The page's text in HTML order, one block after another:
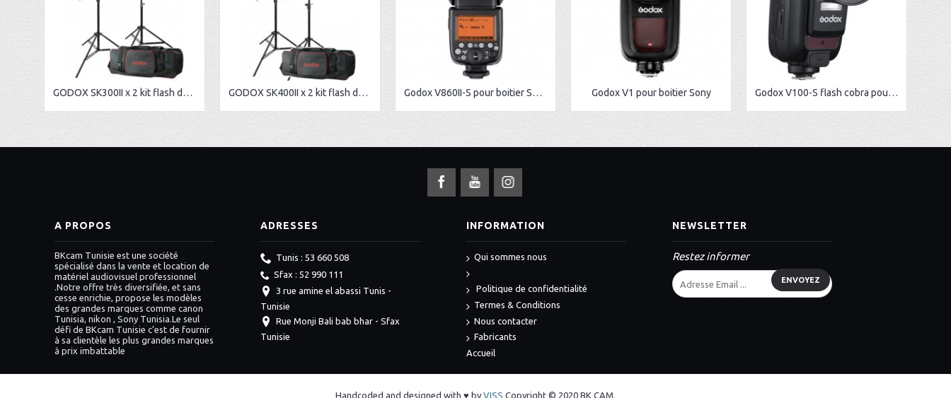
GODOX SK300II x 2 kit flash de studio GODOX SK400II x 2 kit flash de studio Godox V860II-S pour boitier Sony Godox V1 pour boitier Sony Godox V100-S flash cobra pour Sony
A PROPOS
BKcam Tunisie est une société
spécialisé dans la vente et location de
matériel audiovisuel professionnel
.Notre offre très diversifiée, et sans
cesse enrichie, propose les modèles
des grandes marques comme canon
Tunisia, nikon , Sony Tunisia.Le seul
défi de BKcam Tunisie c’est de fournir
à sa clientèle les plus grandes marques
à prix imbattable
ADRESSES
Tunis : 53 660 508
Sfax : 52 990 111
3 rue amine el abassi Tunis -
Tunisie
Rue Monji Bali bab bhar - Sfax
Tunisie
INFORMATION
Qui sommes nous
Politique de confidentialité
Termes & Conditions
Nous contacter
Fabricants
Accueil
NEWSLETTER
Restez informer
ENVOYEZ
Handcoded and designed with ♥ by VISS Copyright © 2020 BK CAM.